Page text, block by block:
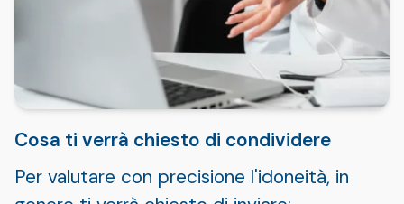
Cosa ti verrà chiesto di condividere
Per valutare con precisione l'idoneità, in